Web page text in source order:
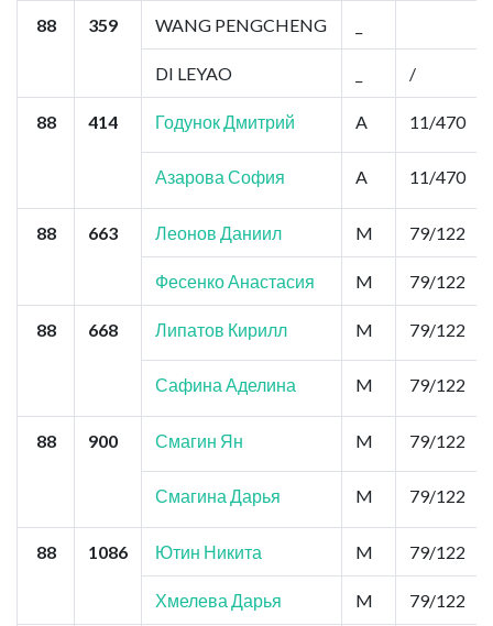
88 359 WANG PENGCHENG
DI LEYAO /
88 414 Годунок Дмитрий A 11/470
Азарова София A 11/470
88 663 Леонов Даниил M 79/122
Фесенко Анастасия M 79/122
88 668 Липатов Кирилл M 79/122
Сафина Аделина M 79/122
88 900 Смагин Ян M 79/122
Смагина Дарья M 79/122
88 1086 Ютин Никита M 79/122
Хмелева Дарья M 79/122